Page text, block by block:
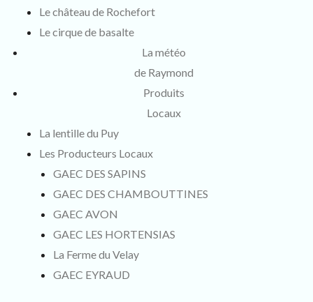
Le château de Rochefort
Le cirque de basalte
La météo
de Raymond
Produits
Locaux
La lentille du Puy
Les Producteurs Locaux
GAEC DES SAPINS
GAEC DES CHAMBOUTTINES
GAEC AVON
GAEC LES HORTENSIAS
La Ferme du Velay
GAEC EYRAUD